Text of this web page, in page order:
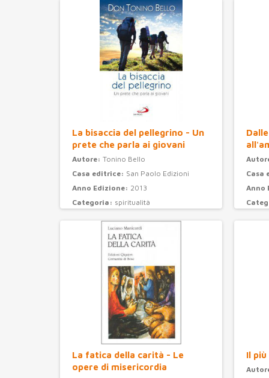
La bisaccia del pellegrino - Un
prete che parla ai giovani
Autore: Tonino Bello
Casa editrice: San Paolo Edizioni
Anno Edizione: 2013
Categoria: spiritualità
Casa
Anno
La fatica della carità - Le
opere di misericordia
Il